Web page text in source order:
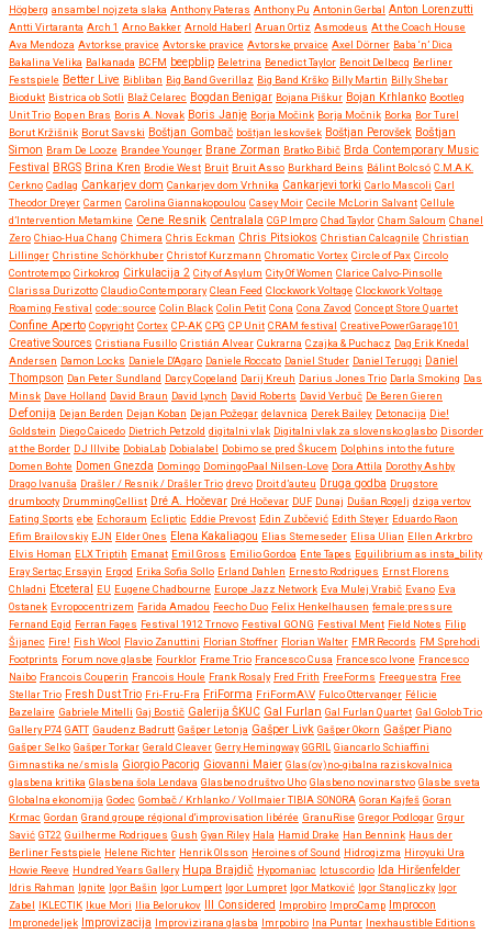
Högberg ansambel nojzeta slaka Anthony Pateras Anthony Pu Antonin Gerbal Anton Lorenzutti
Antti Virtaranta Arch 1 Arno Bakker Arnold Haberl Aruan Ortiz Asmodeus At the Coach House
Ava Mendoza Avtorkse pravice Avtorske pravice Avtorske prvaice Axel Dörner Baba ‘n’ Dica
Bakalina Velika Balkanada BCFM beepblip Beletrina Benedict Taylor Benoit Delbecq Berliner
Festspiele Better Live Bibliban Big Band Gverillaz Big Band Krško Billy Martin Billy Shebar
Biodukt Bistrica ob Sotli Blaž Celarec Bogdan Benigar Bojana Piškur Bojan Krhlanko Bootleg
Unit Trio Bop en Bras Boris A. Novak Boris Janje Borja Močink Borja Močnik Borka Bor Turel
Borut Kržišnik Borut Savski Boštjan Gombač boštjan leskovšek Boštjan Perovšek Boštjan
Simon Bram De Looze Brandee Younger Brane Zorman Bratko Bibič Brda Contemporary Music
Festival
BRGS Brina Kren Brodie West Bruit Bruit Asso Burkhard Beins Bálint Bolcsó C.M.A.K.
Cerkno Cadlag Cankarjev dom Cankarjev dom Vrhnika Cankarjevi torki Carlo Mascoli Carl
Theodor Dreyer Carmen Carolina Giannakopoulou Casey Moir Cecile McLorin Salvant Cellule
d’Intervention Metamkine Cene Resnik Centralala CGP Impro Chad Taylor Cham Saloum Chanel
Zero Chiao-Hua Chang Chimera Chris Eckman Chris Pitsiokos Christian Calcagnile Christian
Lillinger Christine Schörkhuber Christof Kurzmann Chromatic Vortex Circle of Pax Circolo
Controtempo Cirkokrog Cirkulacija 2 City of Asylum City Of Women Clarice Calvo-Pinsolle
Clarissa Durizotto Claudio Contemporary Clean Feed Clockwork Voltage Clockwork Voltage
Roaming Festival code::source Colin Black Colin Petit Cona Cona Zavod Concept Store Quartet
Confine Aperto Copyright Cortex CP-AK CPG CP Unit CRAM festival CreativePowerGarage101
Creative Sources Cristiana Fusillo Cristián Alvear Cukrarna Czajka & Puchacz Dag Erik Knedal
Andersen Damon Locks Daniele D'Agaro Daniele Roccato Daniel Studer Daniel Teruggi Daniel
Thompson Dan Peter Sundland Darcy Copeland Darij Kreuh Darius Jones Trio Darla Smoking Das
Minsk Dave Holland David Braun David Lynch David Roberts David Verbuč De Beren Gieren
Defonija Dejan Berden Dejan Koban Dejan Požegar delavnica Derek Bailey Detonacija Die!
Goldstein Diego Caicedo Dietrich Petzold digitalni vlak Digitalni vlak za slovensko glasbo Disorder
at the Border DJ Illvibe DobiaLab Dobialabel Dobimo se pred Škucem Dolphins into the future
Domen Bohte Domen Gnezda Domingo DomingoPaal Nilsen-Love Dora Attila Dorothy Ashby
Drago Ivanuša Drašler / Resnik / Drašler Trio drevo Droit d’auteu Druga godba Drugstore
drumbooty DrummingCellist Dré A. Hočevar Dré Hočevar DUF Dunaj Dušan Rogelj dziga vertov
Eating Sports ebe Echoraum Ecliptic Eddie Prevost Edin Zubčević Edith Steyer Eduardo Raon
Efim Brailovskiy EJN Elder Ones Elena Kakaliagou Elias Stemeseder Elisa Ulian Ellen Arkrbro
Elvis Homan ELX Triptih Emanat Emil Gross Emilio Gordoa Ente Tapes Equilibrium as insta_bility
Eray Sertaç Ersayin Ergod Erika Sofia Sollo Erland Dahlen Ernesto Rodrigues Ernst Florens
Chladni Etceteral EU Eugene Chadbourne Europe Jazz Network Eva Mulej Vrabič Evano Eva
Ostanek Evropocentrizem Farida Amadou Feecho Duo Felix Henkelhausen female:pressure
Fernand Egid Ferran Fages Festival 1912 Trnovo Festival GONG Festival Ment Field Notes Filip
Šijanec Fire! Fish Wool Flavio Zanuttini Florian Stoffner Florian Walter FMR Records FM Sprehodi
Footprints Forum nove glasbe Fourklor Frame Trio Francesco Cusa Francesco Ivone Francesco
Naibo Francois Couperin Francois Houle Frank Rosaly Fred Frith FreeForms Freequestra Free
Stellar Trio Fresh Dust Trio Fri-Fru-Fra FriForma FriFormA\V Fulco Ottervanger Félicie
Bazelaire Gabriele Mitelli Gaj Bostič Galerija ŠKUC Gal Furlan Gal Furlan Quartet Gal Golob Trio
Gallery P74 GATT Gaudenz Badrutt Gašper Letonja Gašper Livk Gašper Okorn Gašper Piano
Gašper Selko Gašper Torkar Gerald Cleaver Gerry Hemingway GGRIL Giancarlo Schiaffini
Gimnastika ne/smisla Giorgio Pacorig Giovanni Maier Glas(ov)no-gibalna raziskovalnica
glasbena kritika Glasbena šola Lendava Glasbeno društvo Uho Glasbeno novinarstvo Glasbe sveta
Globalna ekonomija Godec Gombač / Krhlanko / Vollmaier TIBIA SONORA Goran Kajfeš Goran
Krmac Gordan Grand groupe régional d'improvisation libérée GranuRise Gregor Podlogar Grgur
Savić GT22 Guilherme Rodrigues Gush Gyan Riley Hala Hamid Drake Han Bennink Haus der
Berliner Festspiele Helene Richter Henrik Olsson Heroines of Sound Hidrogizma Hiroyuki Ura
Howie Reeve Hundred Years Gallery Hupa Brajdič Hypomaniac Ictuscordio Ida Hiršenfelder
Idris Rahman Ignite Igor Bašin Igor Lumpert Igor Lumpret Igor Matković Igor Stangliczky Igor
Zabel IKLECTIK Ikue Mori Ilia Belorukov Ill Considered Improbiro ImproCamp
Improcon
Impronedeljek Improvizacija Improvizirana glasba Imrpobiro Ina Puntar Inexhaustible Editions